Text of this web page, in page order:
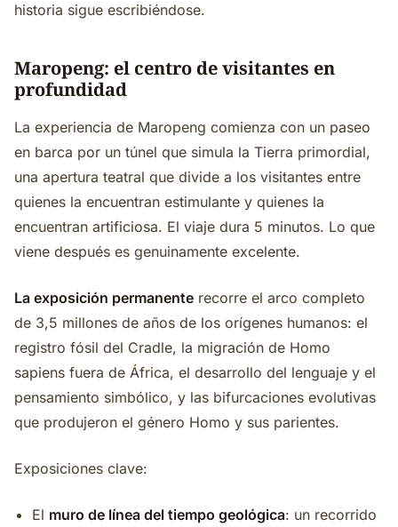
historia sigue escribiéndose.
Maropeng: el centro de visitantes en
profundidad
La experiencia de Maropeng comienza con un paseo
en barca por un túnel que simula la Tierra primordial,
una apertura teatral que divide a los visitantes entre
quienes la encuentran estimulante y quienes la
encuentran artificiosa. El viaje dura 5 minutos. Lo que
viene después es genuinamente excelente.
La exposición permanente recorre el arco completo
de 3,5 millones de años de los orígenes humanos: el
registro fósil del Cradle, la migración de Homo
sapiens fuera de África, el desarrollo del lenguaje y el
pensamiento simbólico, y las bifurcaciones evolutivas
que produjeron el género Homo y sus parientes.
Exposiciones clave:
El muro de línea del tiempo geológica: un recorrido